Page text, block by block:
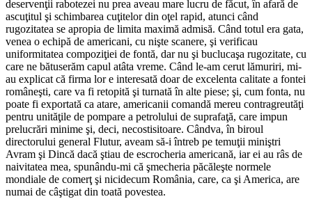
deservenţii rabotezei nu prea aveau mare lucru de făcut, în afară de
ascuţitul şi schimbarea cuţitelor din oţel rapid, atunci când
rugozitatea se apropia de limita maximă admisă. Când totul era gata,
venea o echipă de americani, cu nişte scanere, şi verificau
uniformitatea compoziţiei de fontă, dar nu şi buclucaşa rugozitate, cu
care ne bătuserăm capul atâta vreme. Când le-am cerut lămuriri, mi-
au explicat că firma lor e interesată doar de excelenta calitate a fontei
româneşti, care va fi retopită şi turnată în alte piese; şi, cum fonta, nu
poate fi exportată ca atare, americanii comandă mereu contragreutăţi
pentru unităţile de pompare a petrolului de suprafaţă, care impun
prelucrări minime şi, deci, necostisitoare. Cândva, în biroul
directorului general Flutur, aveam să-i întreb pe temuţii miniştri
Avram şi Dincă dacă ştiau de escrocheria americană, iar ei au râs de
naivitatea mea, spunându-mi că şmecheria păcăleşte normele
mondiale de comerţ şi nicidecum România, care, ca şi America, are
numai de câştigat din toată povestea.